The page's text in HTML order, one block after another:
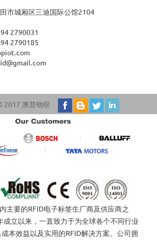
市城厢区三迪国际公馆2104
2790031
2790185
2017 澳普物联
要的RFID电子标签生厂商及供应商之
成立以来，一直致力于为全球各个不同行业
本效益以及实用的RFID解决方案。公司拥